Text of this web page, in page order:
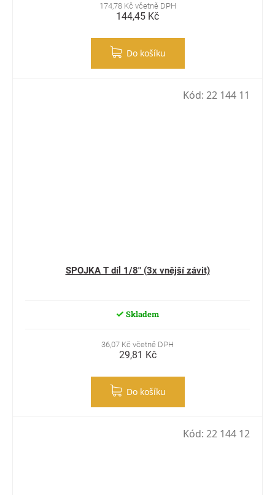
174,78 Kč včetně DPH
144,45 Kč
Do košíku
SPOJKA T díl 1/8" (3x vnější závit)
Skladem
36,07 Kč včetně DPH
29,81 Kč
Do košíku
Kód: 22 144 11
Kód: 22 144 12